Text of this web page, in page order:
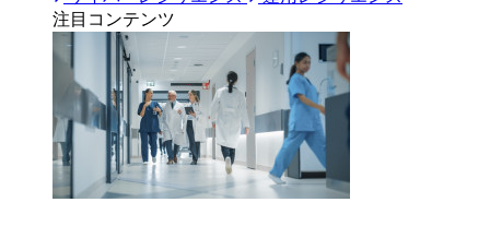
注目コンテンツ